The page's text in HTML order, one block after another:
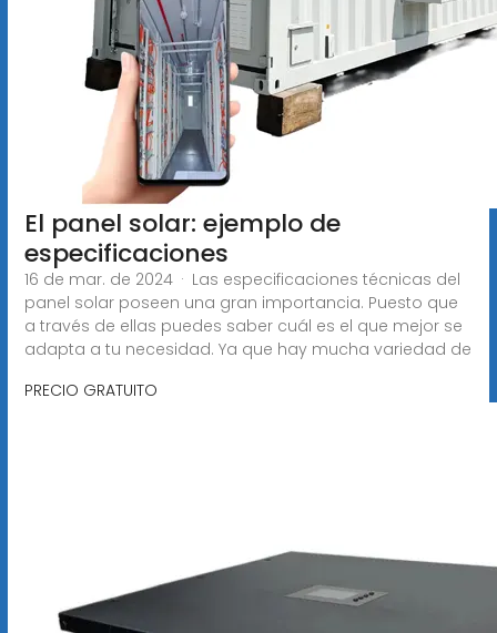
El panel solar: ejemplo de
especificaciones
16 de mar. de 2024 · Las especificaciones técnicas del
panel solar poseen una gran importancia. Puesto que
a través de ellas puedes saber cuál es el que mejor se
adapta a tu necesidad. Ya que hay mucha variedad de
PRECIO GRATUITO